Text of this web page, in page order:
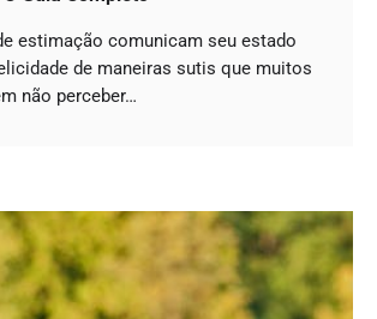
estimação comunicam seu estado
de maneiras sutis que muitos
não perceber…